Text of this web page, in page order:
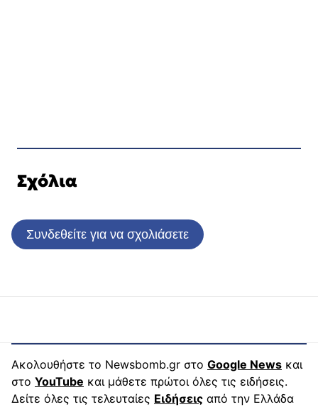
Σχόλια
Συνδεθείτε για να σχολιάσετε
Ακολουθήστε το Newsbomb.gr στο Google News και
στο YouTube και μάθετε πρώτοι όλες τις ειδήσεις.
Δείτε όλες τις τελευταίες Ειδήσεις από την Ελλάδα